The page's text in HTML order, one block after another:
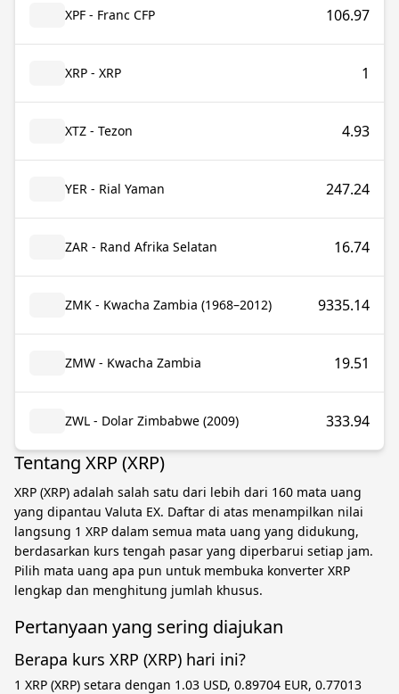
XPF - Franc CFP 106.97
XRP - XRP 1
XTZ - Tezon 4.93
YER - Rial Yaman 247.24
ZAR - Rand Afrika Selatan 16.74
ZMK - Kwacha Zambia (1968–2012) 9335.14
ZMW - Kwacha Zambia 19.51
ZWL - Dolar Zimbabwe (2009) 333.94
Tentang XRP (XRP)
XRP (XRP) adalah salah satu dari lebih dari 160 mata uang
yang dipantau Valuta EX. Daftar di atas menampilkan nilai
langsung 1 XRP dalam semua mata uang yang didukung,
berdasarkan kurs tengah pasar yang diperbarui setiap jam.
Pilih mata uang apa pun untuk membuka konverter XRP
lengkap dan menghitung jumlah khusus.
Pertanyaan yang sering diajukan
Berapa kurs XRP (XRP) hari ini?
1 XRP (XRP) setara dengan 1.03 USD, 0.89704 EUR, 0.77013